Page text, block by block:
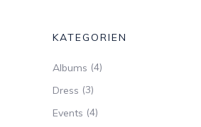
KATEGORIEN
Albums (4)
Dress (3)
Events (4)